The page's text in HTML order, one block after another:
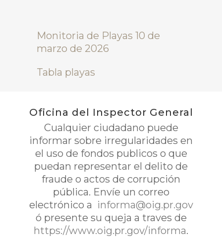
Monitoria de Playas 10 de
marzo de 2026
Tabla playas
Oficina del Inspector General
Cualquier ciudadano puede
informar sobre irregularidades en
el uso de fondos publicos o que
puedan representar el delito de
fraude o actos de corrupción
pública. Envíe un correo
electrónico a informa@oig.pr.gov
ó presente su queja a traves de
https://www.oig.pr.gov/informa.